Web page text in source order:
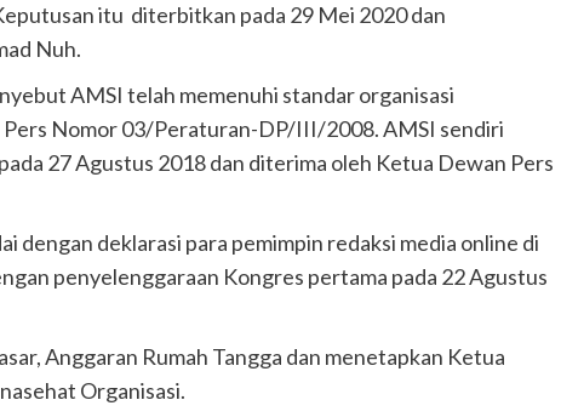
itu diterbitkan pada 29 Mei 2020 dan
Nuh.
AMSI telah memenuhi standar organisasi
Nomor 03/Peraturan-DP/III/2008. AMSI sendiri
27 Agustus 2018 dan diterima oleh Ketua Dewan Pers
dengan deklarasi para pemimpin redaksi media online di
penyelenggaraan Kongres pertama pada 22 Agustus
Anggaran Rumah Tangga dan menetapkan Ketua
Organisasi.